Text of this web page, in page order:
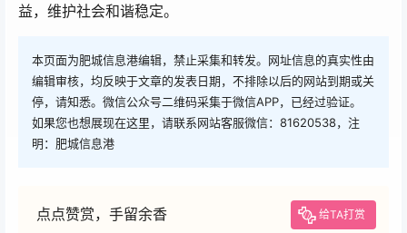
益，维护社会和谐稳定。
本页面为肥城信息港编辑，禁止采集和转发。网址信息的真实性由
编辑审核，均反映于文章的发表日期，不排除以后的网站到期或关
停，请知悉。微信公众号二维码采集于微信APP，已经过验证。
如果您也想展现在这里，请联系网站客服微信：81620538，注
明：肥城信息港
点点赞赏，手留余香 给TA打赏